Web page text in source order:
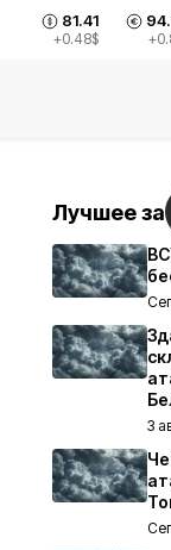
81.41
+0.48$
Лучшее за
3